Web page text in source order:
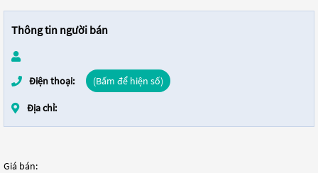
Thông tin người bán
Điện thoại: (Bấm để hiện số)
Địa chỉ:
Giá bán: